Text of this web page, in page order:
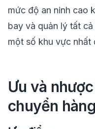
mức độ an ninh cao
bay và quản lý tất
một số khu vực nhất
Ưu và
chuyển